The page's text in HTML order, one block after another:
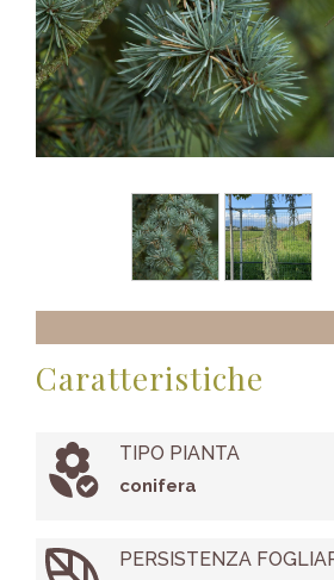
Caratteristiche
TIPO PIANTA
conifera
PERSISTENZA